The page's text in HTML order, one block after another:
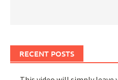
RECENT POSTS